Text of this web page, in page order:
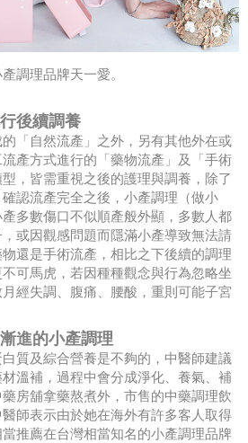
調理品牌天一愛。
後續調養
「自然流產」之外，另有其他外在或
產方式進行的「藥物流產」及「手術
，皆需重視之後的護理與調養，除了
認流產完全之後，小產調理（做小
多數傷口不似順產般外顯，多數人都
或因觀感問題而隱滿小產導致無法請
還是手術流產，相比之下後續的調理
可馬虎，若因種種觀念與行為忽略坐
經失調、腹痛、腰酸，重則可能子宮
進的小產調理
質及綜合營養是不夠的，中醫師建議
溫補，過程中會分成淨化、養氣、補
房舖拿藥熬煮外，市售的中藥調理飲
師表示由於她在海外有許多客人取得
推薦在台灣相當知名的小產調理品牌